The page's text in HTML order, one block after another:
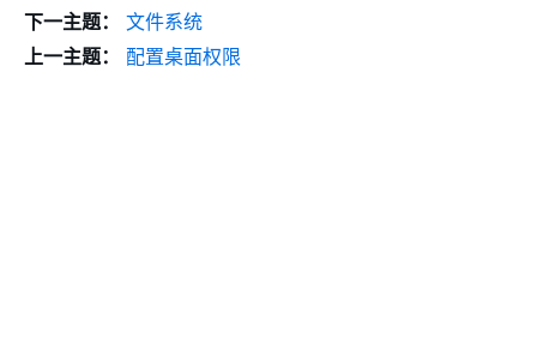
下一主题：
文件系统
上一主题：
配置桌面权限